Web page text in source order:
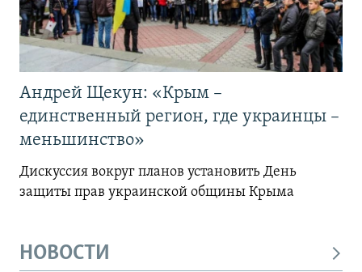
Андрей Щекун: «Крым –
единственный регион, где украинцы –
меньшинство»
Дискуссия вокруг планов установить День
защиты прав украинской общины Крыма
НОВОСТИ